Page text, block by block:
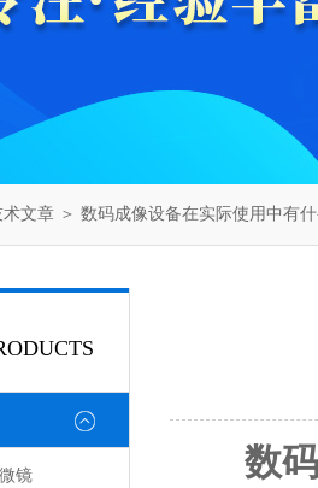
术文章 ＞ 数码成像设备在实际使用中有
镜
数